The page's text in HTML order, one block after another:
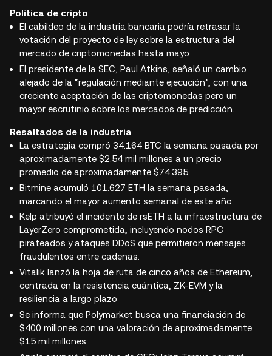
Política de cripto
El cabildeo de la industria bancaria podría retrasar la
votación del proyecto de ley sobre la estructura del
mercado de criptomonedas hasta mayo
El presidente de la SEC, Paul Atkins, señaló un cambio
alejado de la “regulación mediante ejecución”, con una
creciente aceptación de las criptomonedas pero un
mayor escrutinio sobre los mercados de predicción.
Resaltados de la industria
La estrategia compró 34.164 BTC la semana pasada por
aproximadamente $2.54 mil millones a un precio
promedio de aproximadamente $74.395
Bitmine acumuló 101.627 ETH la semana pasada,
marcando el mayor aumento semanal de este año.
Kelp atribuyó el incidente de rsETH a la infraestructura de
LayerZero comprometida, incluyendo nodos RPC
pirateados y ataques DDoS que permitieron mensajes
fraudulentos entre cadenas.
Vitalik lanzó la hoja de ruta de cinco años de Ethereum,
centrada en la resistencia cuántica, ZK-EVM y la
resiliencia a largo plazo
Se informa que Polymarket busca una financiación de
$400 millones con una valoración de aproximadamente
$15 mil millones